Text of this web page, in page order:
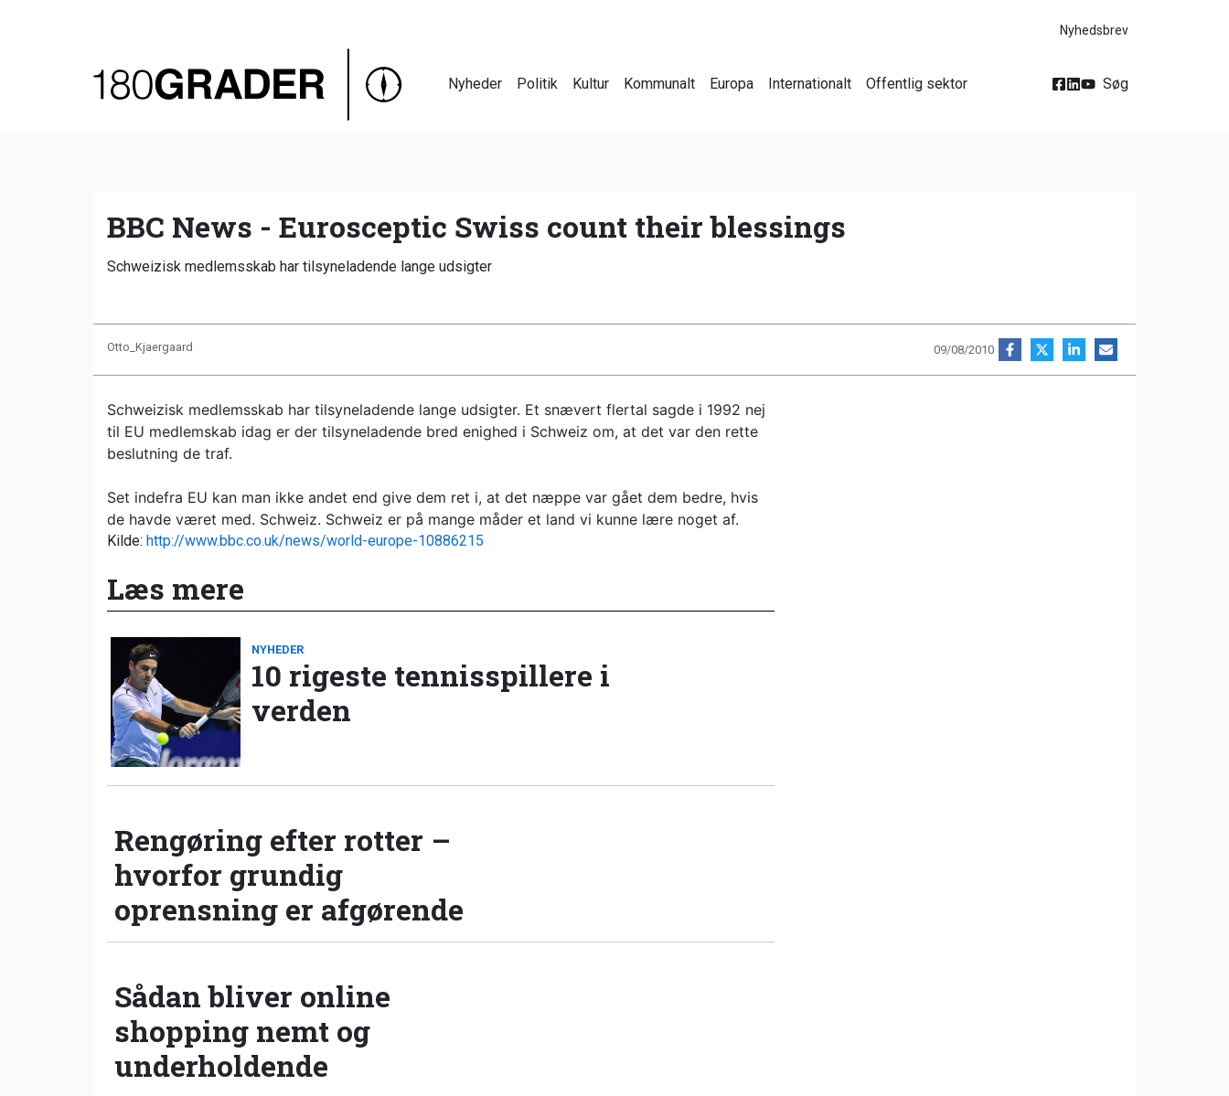
Nyhedsbrev
Nyheder Politik Kultur Kommunalt Europa Internationalt Offentlig sektor Søg
BBC News - Eurosceptic Swiss count their blessings
Schweizisk medlemsskab har tilsyneladende lange udsigter
Otto_Kjaergaard 09/08/2010
Schweizisk medlemsskab har tilsyneladende lange udsigter. Et snævert flertal sagde i 1992 nej
til EU medlemskab idag er der tilsyneladende bred enighed i Schweiz om, at det var den rette
beslutning de traf.
Set indefra EU kan man ikke andet end give dem ret i, at det næppe var gået dem bedre, hvis
de havde været med. Schweiz. Schweiz er på mange måder et land vi kunne lære noget af.
Kilde: http://www.bbc.co.uk/news/world-europe-10886215
Læs mere
NYHEDER
10 rigeste tennisspillere i
verden
Rengøring efter rotter –
hvorfor grundig
oprensning er afgørende
Sådan bliver online
shopping nemt og
underholdende